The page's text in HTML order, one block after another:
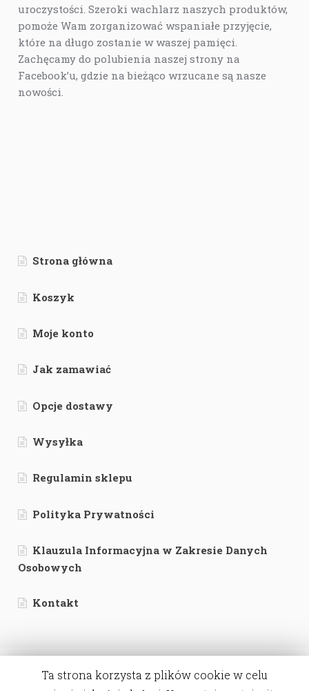
uroczystości. Szeroki wachlarz naszych produktów,
pomoże Wam zorganizować wspaniałe przyjęcie,
które na długo zostanie w waszej pamięci.
Zachęcamy do polubienia naszej strony na
Facebook’u, gdzie na bieżąco wrzucane są nasze
nowości.
Strona główna
Koszyk
Moje konto
Jak zamawiać
Opcje dostawy
Wysyłka
Regulamin sklepu
Polityka Prywatności
Klauzula Informacyjna w Zakresie Danych
Osobowych
Kontakt
Ta strona korzysta z plików cookie w celu